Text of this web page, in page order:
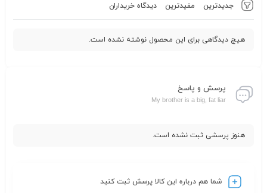
جدیدترین مفیدترین دیدگاه خریداران
هیچ دیدگاهی برای این محصول نوشته نشده است.
پرسش و پاسخ
My brother is a big, fat liar
هنوز پرسشی ثبت نشده است.
شما هم درباره این کالا پرسش ثبت کنید